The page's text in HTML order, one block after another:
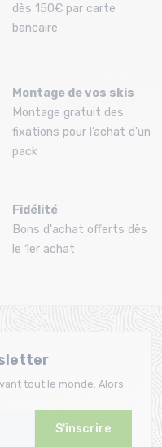
dès 150€ par carte
bancaire
Montage de vos skis
Montage gratuit des
fixations pour l’achat d'un
pack
Fidélité
Bons d'achat offerts dès
le 1er achat
tout le monde. Alors
S'inscrire